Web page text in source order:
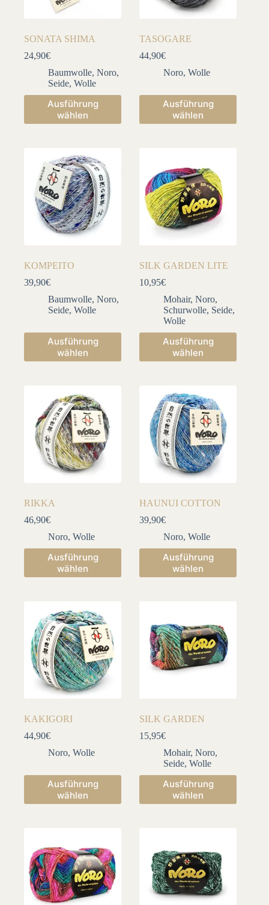
SONATA SHIMA
24,90€
Baumwolle, Noro,
Seide, Wolle
Ausführung
wählen
Dieses
Produkt
weist
Optionen
können
auf
Produktseite
gewählt
TASOGARE
44,90€
Noro,Wolle
Ausführung
wählen
Dieses
Produkt
weist
Optionen
können
auf
der
Produktseite
gewählt
KOMPEITO
39,90€
Baumwolle, Noro,
Seide, Wolle
Ausführung
wählen
Dieses
Produkt
weist
Optionen
können
auf
Produktseite
gewählt
SILK GARDEN LITE
10,95€
Mohair,Noro,
Schurwolle, Seide,
Wolle
Ausführung
wählen
Dieses
Produkt
weist
Optionen
können
auf
Produktseite
gewählt
RIKKA
46,90€
Noro, Wolle
Ausführung
wählen
Dieses
Produkt
weist
Optionen
können
auf
der
Produktseite
gewählt
werden
HAUNUI COTTON
39,90€
Noro,Wolle
Ausführung
wählen
Dieses
Produkt
weist
Optionen
können
auf
der
Produktseite
KAKIGORI
44,90€
Noro, Wolle
Ausführung
wählen
Dieses
Produkt
weist
Optionen
können
auf
der
Produktseite
SILK GARDEN
15,95€
Mohair,Noro,
Seide,Wolle
Ausführung
wählen
Dieses
Produkt
weist
Optionen
können
Produktseite